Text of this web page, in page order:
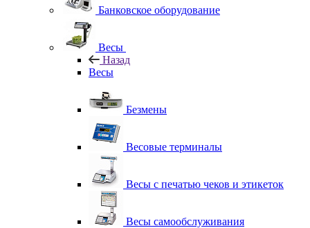
Банковское оборудование
Весы
Назад
Весы
Безмены
Весовые терминалы
Весы с печатью чеков и этикеток
Весы самообслуживания